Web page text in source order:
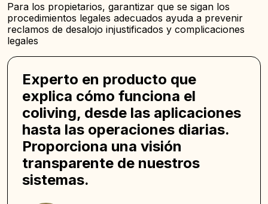
Para los propietarios, garantizar que se sigan los
procedimientos legales adecuados ayuda a prevenir
reclamos de desalojo injustificados y complicaciones
legales
Experto en producto que
explica cómo funciona el
coliving, desde las aplicaciones
hasta las operaciones diarias.
Proporciona una visión
transparente de nuestros
sistemas.